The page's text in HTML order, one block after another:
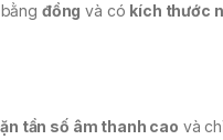
đồng và có kích thước
tần số âm thanh cao và